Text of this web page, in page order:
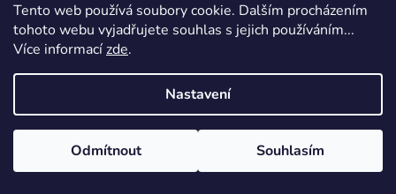
Tento web používá soubory cookie. Dalším procházením
tohoto webu vyjadřujete souhlas s jejich používáním...
Více informacízde.
Nastavení
Odmítnout Souhlasím
e) občanského zákoníku.
3. Všechna práva k webovým stránkám prodávajícího,
zejména autorská práva k obsahu, včetně rozvržení stránky,
fotek, filmů, grafik, ochranných známek, loga a dalšího
obsahu a prvků, náleží prodávajícímu. Je zakázáno kopírovat,
upravovat nebo jinak používat webové stránky nebo jejich
část bez souhlasu prodávajícího.